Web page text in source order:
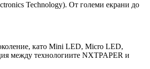
Technology). От големи екрани до
като Mini LED, Micro LED,
между технологиите NXTPAPER и